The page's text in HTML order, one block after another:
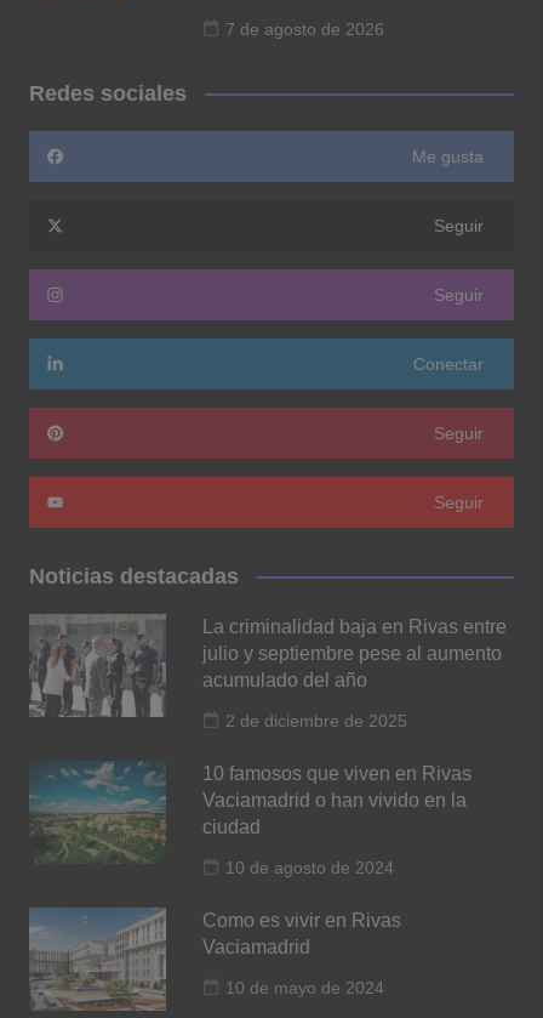
7 de agosto de 2026
Redes sociales
Me gusta
Seguir
Seguir
Conectar
Seguir
Seguir
Noticias destacadas
La criminalidad baja en Rivas entre
julio y septiembre pese al aumento
acumulado del año
2 de diciembre de 2025
10 famosos que viven en Rivas
Vaciamadrid o han vivido en la
ciudad
10 de agosto de 2024
Como es vivir en Rivas
Vaciamadrid
10 de mayo de 2024